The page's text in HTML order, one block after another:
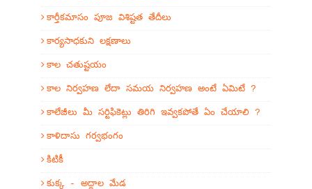
కార్తీకమాసం పూజ విశిష్టత తేదీలు
కార్యసాధకుని లక్షణాలు
కాల చతుష్టయం
కాల నిర్వహణ లేదా సమయ నిర్వహణ అంటే ఏమిటే ?
కాలేజీలు మీ సర్టిఫికెట్లు తిరిగి ఇవ్వకపోతే ఏం చేయాలి ?
కాళిదాసు గర్వభంగం
కిటికీ
కుక్క - అద్దాల మేడ